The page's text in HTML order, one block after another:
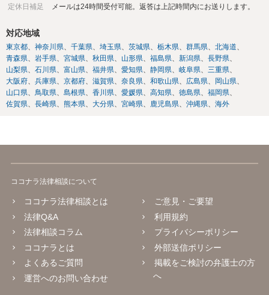
定休日補足
メールは24時間受付可能。返答は上記時間内にお送りします。
対応地域
東京都 神奈川県 千葉県 埼玉県 茨城県 栃木県 群馬県
北海道
青森県
岩手県 宮城県 秋田県 山形県 福島県 新潟県
長野県
山梨県
石川県 富山県 福井県 愛知県 静岡県 岐阜県
三重県
大阪府
兵庫県 京都府 滋賀県 奈良県 和歌山県 広島県
岡山県
山口県
鳥取県 島根県 香川県 愛媛県 高知県 徳島県
福岡県
佐賀県
長崎県 熊本県 大分県 宮崎県 鹿児島県 沖縄県 海外
ココナラ法律相談について
ココナラ法律相談とは
法律Q&A
法律相談コラム
ココナラとは
よくあるご質問
運営へのお問い合わせ
ご意見・ご要望
利用規約
プライバシーポリシー
外部送信ポリシー
掲載をご検討の弁護士の方
へ